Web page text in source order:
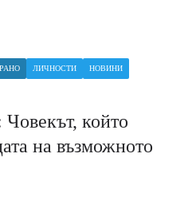
ЛИЧНОСТИ НОВИНИ
който
на възможното